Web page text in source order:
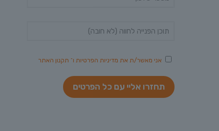
אני מאשר/ת את מדיניות הפרטיות ו־ תקנון האתר